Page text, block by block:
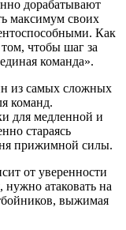
дорабатывают
максимум своих
Как
чтобы шаг за
команда».
из самых сложных
команд.
для медленной и
стараясь
прижимной силы.
от уверенности
атаковать на
выжимая